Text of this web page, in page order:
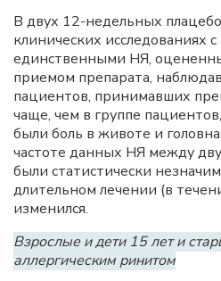
В двух 12-недельных
клинических исследованиях
единственными НЯ,
приемом препарата,
пациентов, принимавших
чаще, чем в группе
были боль в животе и
частоте данных НЯ между
были статистически
длительном лечении (в
изменился.
Взрослые и дети 15 лет и
аллергическим ринитом